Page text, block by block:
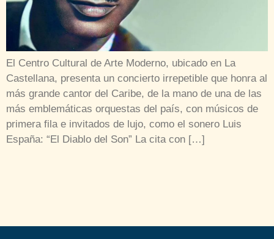
El Centro Cultural de Arte Moderno, ubicado en La
Castellana, presenta un concierto irrepetible que honra al
más grande cantor del Caribe, de la mano de una de las
más emblemáticas orquestas del país, con músicos de
primera fila e invitados de lujo, como el sonero Luis
España: “El Diablo del Son” La cita con […]